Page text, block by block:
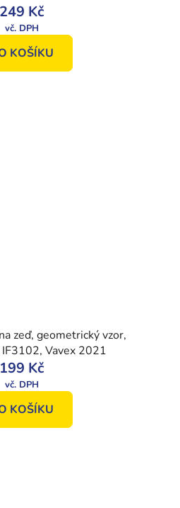
249 Kč
KOŠÍKU
zeď, geometrický vzor,
Vavex 2021
199 Kč
KOŠÍKU